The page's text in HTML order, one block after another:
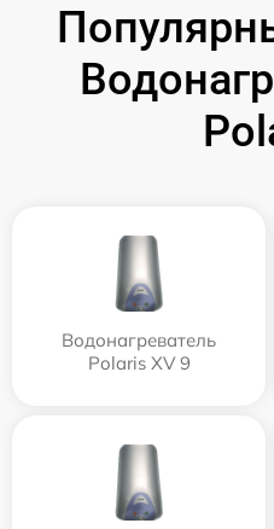
Водонагреватель
Polaris XV 9